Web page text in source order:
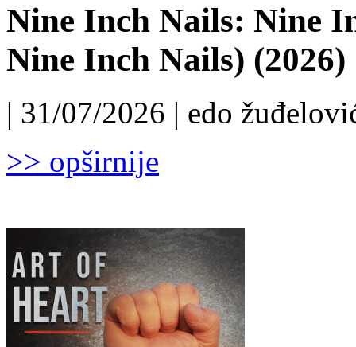
Nine Inch Nails: Nine
Nine Inch Nails) (2026)
| 31/07/2026 | edo
>> opširnije